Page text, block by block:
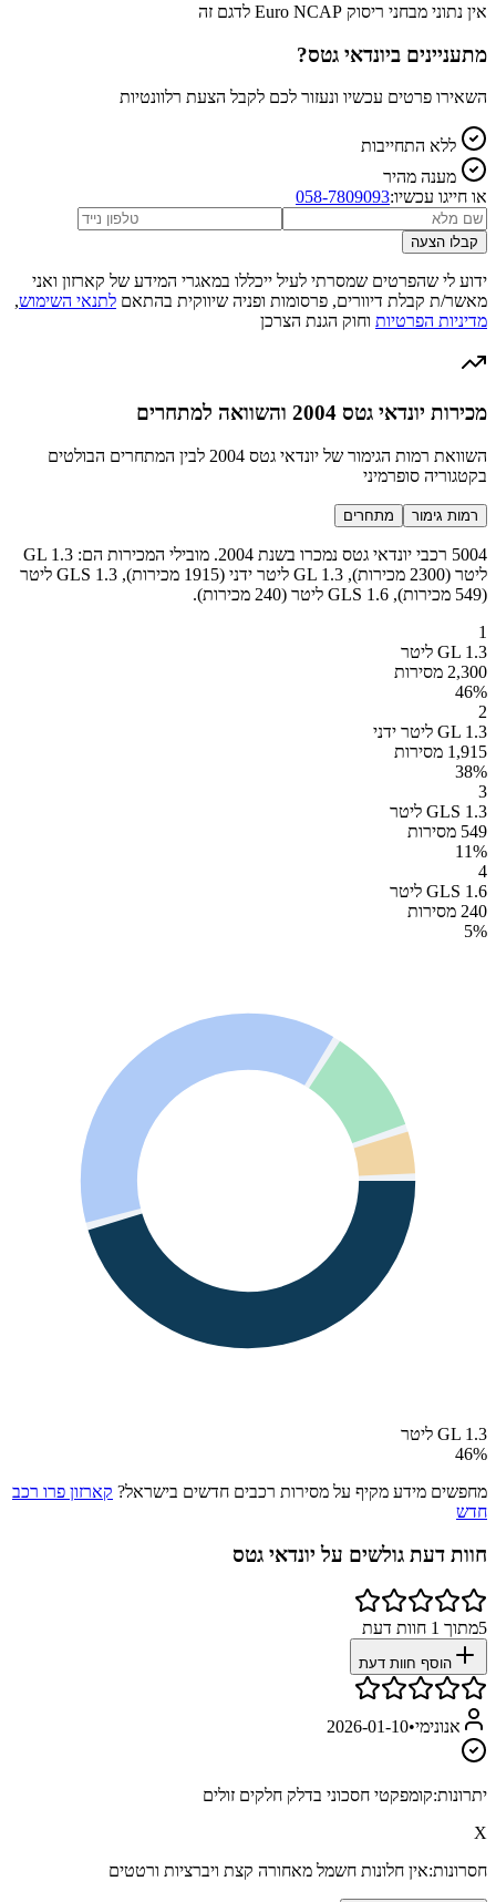
אין נתוני מבחני ריסוק Euro NCAP לדגם זה
מתעניינים ביונדאי גטס?
השאירו פרטים עכשיו ונעזור לכם לקבל הצעת רלוונטיות
ללא התחייבות
מענה מהיר
או חייגו עכשיו:058-7809093
קבלו הצעה
ידוע לי שהפרטים שמסרתי לעיל ייכללו במאגרי המידע של קארזון ואני
מאשר/ת קבלת דיוורים, פרסומות ופניה שיווקית בהתאם לתנאי השימוש,
מדיניות הפרטיות וחוק הגנת הצרכן
מכירות יונדאי גטס 2004 והשוואה למתחרים
השוואת רמות הגימור של יונדאי גטס 2004 לבין המתחרים הבולטים
בקטגוריה סופרמיני
רמות גימור מתחרים
5004 רכבי יונדאי גטס נמכרו בשנת 2004. מובילי המכירות הם: GL 1.3
ליטר (2300 מכירות), GL 1.3 ליטר ידני (1915 מכירות), GLS 1.3 ליטר
(549 מכירות), GLS 1.6 ליטר (240 מכירות).
1
GL 1.3 ליטר
2,300 מסירות
46%
2
GL 1.3 ליטר ידני
1,915 מסירות
38%
3
GLS 1.3 ליטר
549 מסירות
11%
4
GLS 1.6 ליטר
240 מסירות
5%
GL 1.3 ליטר
46%
מחפשים מידע מקיף על מסירות רכבים חדשים בישראל? קארזון פרו רכב
חדש
חוות דעת גולשים על יונדאי גטס
5מתוך 1 חוות דעת
הוסף חוות דעת
אנונימי•
2026-01-10
יתרונות:קומפקטי חסכוני בדלק חלקים זולים
X
חסרונות:אין חלונות חשמל מאחורה קצת ויברציות ורטטים